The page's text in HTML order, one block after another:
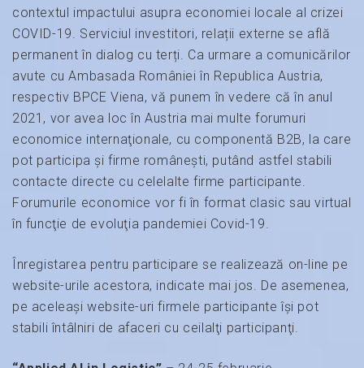
contextul impactului asupra economiei locale al crizei
COVID-19. Serviciul investitori, relații externe se află
permanent în dialog cu terți. Ca urmare a comunicărilor
avute cu Ambasada României în Republica Austria,
respectiv BPCE Viena, vă punem în vedere că în anul
2021, vor avea loc în Austria mai multe forumuri
economice internaţionale, cu componentă B2B, la care
pot participa şi firme româneşti, putând astfel stabili
contacte directe cu celelalte firme participante.
Forumurile economice vor fi în format clasic sau virtual
în funcţie de evoluţia pandemiei Covid-19.
Înregistarea pentru participare se realizează on-line pe
website-urile acestora, indicate mai jos. De asemenea,
pe aceleaşi website-uri firmele participante îşi pot
stabili întâlniri de afaceri cu ceilalţi participanţi.